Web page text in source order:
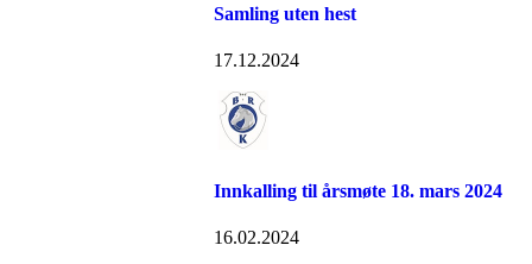
Samling uten hest
17.12.2024
Innkalling til årsmøte 18. mars 2024
16.02.2024